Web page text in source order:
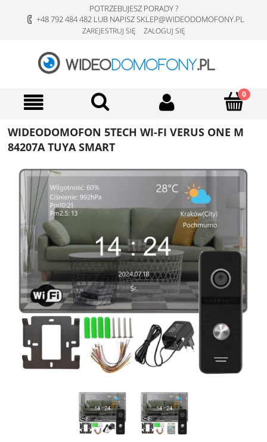
POTRZEBUJESZ PORADY ?
+48 792 484 482 LUB NAPISZ SKLEP@WIDEODOMOFONY.PL
ZAREJESTRUJ SIĘ ZALOGUJ SIĘ
WIDEODOMOFON 5TECH WI-FI VERUS ONE M
84207A TUYA SMART